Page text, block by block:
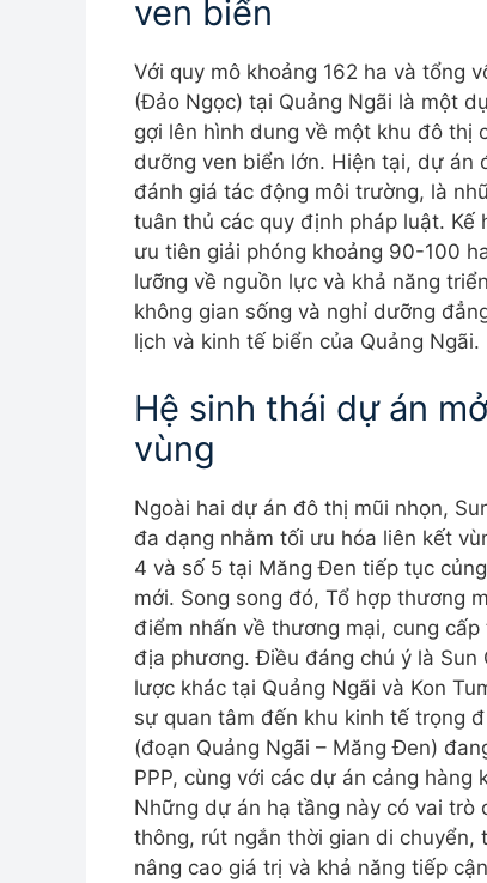
ven biển
Với quy mô khoảng 162 ha và tổng
(Đảo Ngọc) tại Quảng Ngãi là một
gợi lên hình dung về một khu đô thị
dưỡng ven biển lớn. Hiện tại, dự án
đánh giá tác động môi trường, là
tuân thủ các quy định pháp luật. Kế
ưu tiên giải phóng khoảng 90-100
lưỡng về nguồn lực và khả năng
không gian sống và nghỉ dưỡng
lịch và kinh tế biển của Quảng Ngãi.
Hệ sinh thái dự án
vùng
Ngoài hai dự án đô thị mũi nhọn,
đa dạng nhằm tối ưu hóa liên kết
4 và số 5 tại Măng Đen tiếp tục
mới. Song song đó, Tổ hợp thương
điểm nhấn về thương mại, cung
địa phương. Điều đáng chú ý là
lược khác tại Quảng Ngãi và Kon
sự quan tâm đến khu kinh tế trọng
(đoạn Quảng Ngãi – Măng Đen)
PPP, cùng với các dự án cảng hàng
Những dự án hạ tầng này có vai trò
thông, rút ngắn thời gian di
nâng cao giá trị và khả năng tiếp